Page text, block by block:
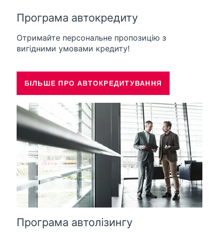
Програма автокредиту
Отримайте персональне пропозицію з
вигідними умовами кредиту!
БІЛЬШЕ ПРО АВТОКРЕДИТУВАННЯ
Програма автолізингу